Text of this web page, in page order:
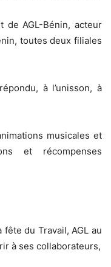
AGL-Bénin, acteur
toutes deux filiales
à l’unisson, à
musicales et
et récompenses
du Travail, AGL au
à ses collaborateurs,